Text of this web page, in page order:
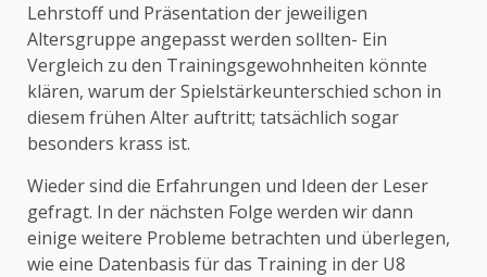
Lehrstoff und Präsentation der jeweiligen
Altersgruppe angepasst werden sollten- Ein
Vergleich zu den Trainingsgewohnheiten könnte
klären, warum der Spielstärkeunterschied schon in
diesem frühen Alter auftritt; tatsächlich sogar
besonders krass ist.
Wieder sind die Erfahrungen und Ideen der Leser
gefragt. In der nächsten Folge werden wir dann
einige weitere Probleme betrachten und überlegen,
wie eine Datenbasis für das Training in der U8